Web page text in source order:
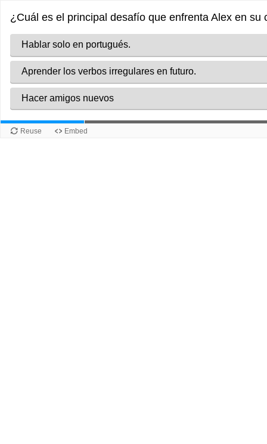
¿Cuál es el principal desafío que enfrenta Alex en su
Hablar solo en portugués.
Aprender los verbos irregulares en futuro.
Hacer amigos nuevos
Reuse Embed